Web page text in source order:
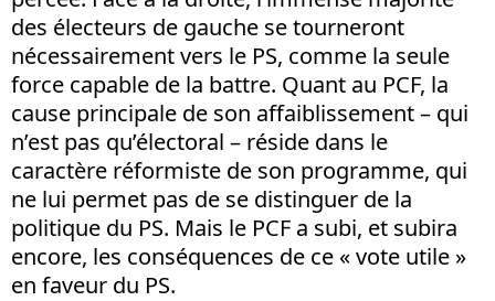
des électeurs de gauche se tourneront
nécessairement vers le PS, comme la seule
force capable de la battre. Quant au PCF, la
cause principale de son affaiblissement – qui
n’est pas qu’électoral – réside dans le
caractère réformiste de son programme, qui
ne lui permet pas de se distinguer de la
politique du PS. Mais le PCF a subi, et subira
encore, les conséquences de ce « vote utile »
en faveur du PS.